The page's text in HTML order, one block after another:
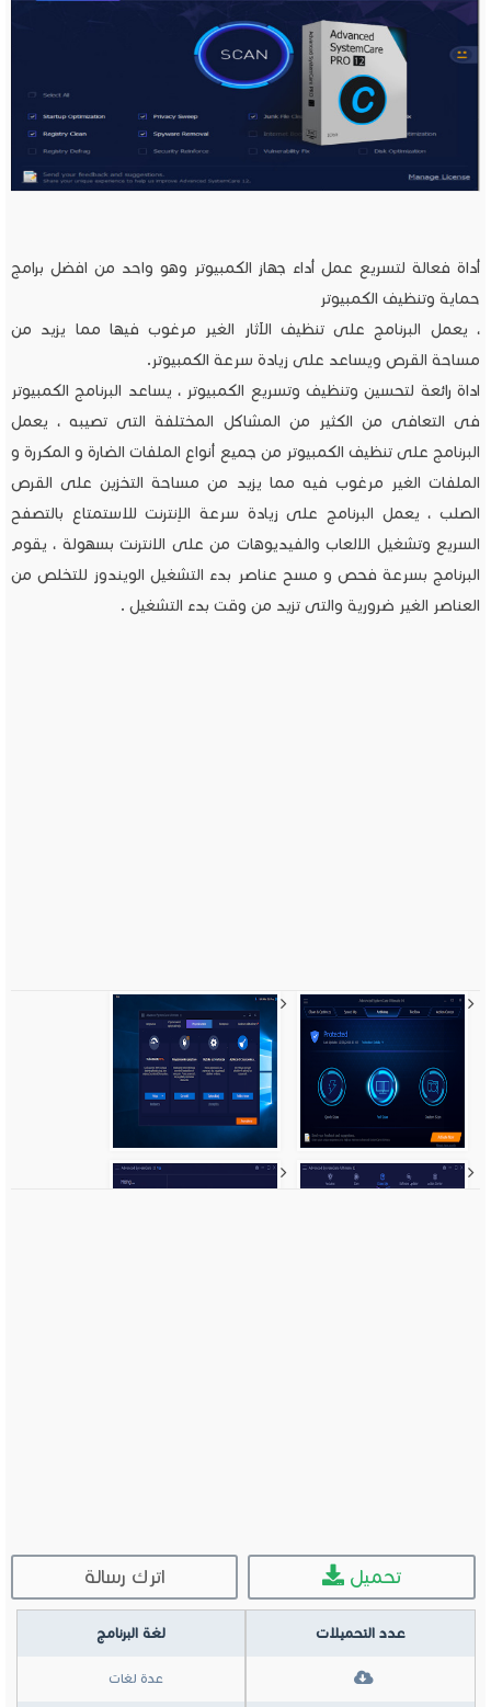
أداة فعالة لتسريع عمل أداء جهاز الكمبيوتر وهو واحد من افضل برامج
حماية وتنظيف الكمبيوتر
، يعمل البرنامج على تنظيف الآثار الغير مرغوب فيها مما يزيد من
مساحة القرص ويساعد على زيادة سرعة الكمبيوتر.
اداة رائعة لتحسين وتنظيف وتسريع الكمبيوتر ، يساعد البرنامج الكمبيوتر
فى التعافى من الكثير من المشاكل المختلفة التى تصيبه ، يعمل
البرنامج على تنظيف الكمبيوتر من جميع أنواع الملفات الضارة و المكررة و
الملفات الغير مرغوب فيه مما يزيد من مساحة التخزين على القرص
الصلب ، يعمل البرنامج على زيادة سرعة الإنترنت للاستمتاع بالتصفح
السريع وتشغيل الالعاب والفيديوهات من على الانترنت بسهولة ، يقوم
البرنامج بسرعة فحص و مسح عناصر بدء التشغيل الويندوز للتخلص من
العناصر الغير ضرورية والتى تزيد من وقت بدء التشغيل .
اترك رسالة تحميل
عدد التحميلات لغة البرنامج
عدة لغات